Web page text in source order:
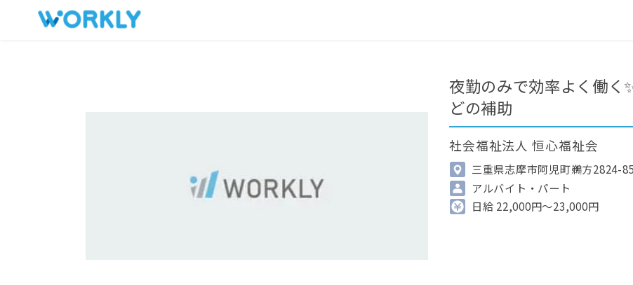
夜勤のみで効率よく働く
どの補助
社会福祉法人 恒心福祉会
三重県志摩市阿児町鵜方2824-
アルバイト・パート
日給 22,000円～23,000円